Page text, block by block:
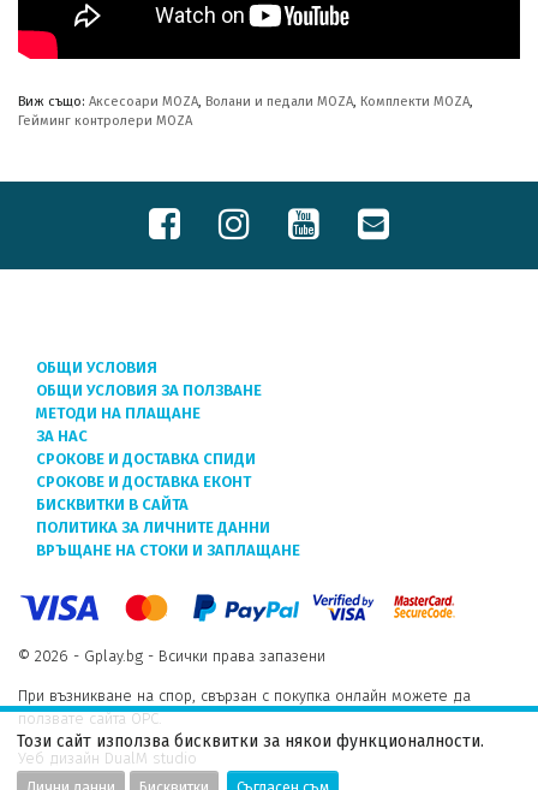
Виж също: Аксесоари MOZA, Волани и педали MOZA, Комплекти MOZA,
Гейминг контролери MOZA
ОБЩИ УСЛОВИЯ
ОБЩИ УСЛОВИЯ ЗА ПОЛЗВАНЕ
МЕТОДИ НА ПЛАЩАНЕ
ЗА НАС
СРОКОВЕ И ДОСТАВКА СПИДИ
СРОКОВЕ И ДОСТАВКА ЕКОНТ
БИСКВИТКИ В САЙТА
ПОЛИТИКА ЗА ЛИЧНИТЕ ДАННИ
ВРЪЩАНЕ НА СТОКИ И ЗАПЛАЩАНЕ
© 2026 - Gplay.bg - Всички права запазени
При възникване на спор, свързан с покупка онлайн можете да
ползвате сайта ОРС.
Уеб дизайн DualM studio
Този сайт използва бисквитки за някои функционалности.